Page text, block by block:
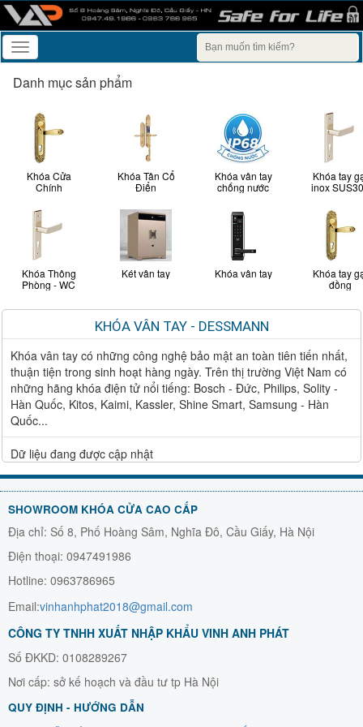
Toggle
navigation
Danh mục sản phẩm
Khóa Cửa
Chính
Khóa Thông
Phòng - WC
Khóa Tân Cổ
Điển
Két vân tay
Khóa vân tay
chống nước
Khóa vân tay
Khóa tay
inox
Khóa tay
đồng
KHÓA VÂN TAY - DESSMANN
Khóa vân tay có những công nghệ bảo mật an toàn tiên tiến nhất,
thuận tiện trong sinh hoạt hàng ngày. Trên thị trường Việt Nam có
những hãng khóa điện tử nổi tiếng: Bosch - Đức, Philips, Solity -
Hàn Quốc, Kitos, Kaimi, Kassler, Shine Smart, Samsung - Hàn
Quốc...
Dữ liệu đang được cập nhật
SHOWROOM KHÓA CỬA CAO CẤP
Địa chỉ: Số 8, Phố Hoàng Sâm, Nghĩa Đô, Cầu Giấy, Hà Nội
Điện thoại: 0947491986
Hotline: 0963786965
Email:vinhanhphat2018@gmail.com
CÔNG TY TNHH XUẤT NHẬP KHẨU VINH ANH PHÁT
Số ĐKKD: 0108289267
Nơi cấp: sở kế hoạch và đầu tư tp Hà Nội
QUY ĐỊNH - HƯỚNG DẪN